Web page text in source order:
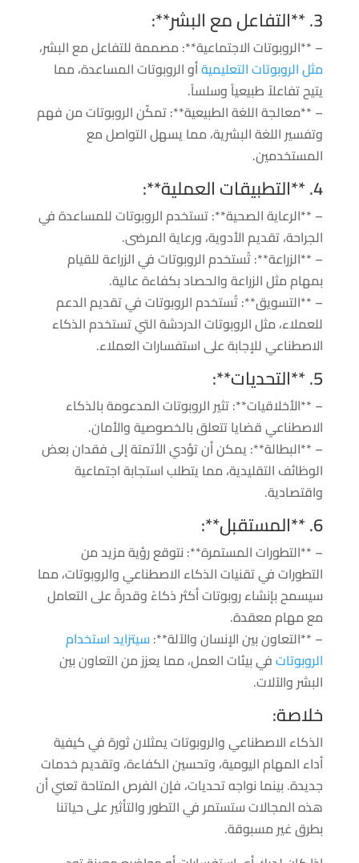
3. **التفاعل مع البشر**:
– **الروبوتات الاجتماعية**: مصممة للتفاعل مع البشر،
مثل الروبوتات التعليميةأو الروبوتات المساعدة، مما
يتيح تفاعلاً طبيعياً وسلساً.
– **معالجة اللغة الطبيعية**: تمكّن الروبوتات من فهم
وتفسير اللغة البشرية، مما يسهل التواصل مع
المستخدمين.
4. **التطبيقات العملية**:
– **الرعاية الصحية**: تستخدم الروبوتات للمساعدة في
الجراحة، تقديم الأدوية، ورعاية المرضى.
– **الزراعة**: تُستخدم الروبوتات في الزراعة للقيام
بمهام مثل الزراعة والحصاد بكفاءة عالية.
– **التسويق**: تُستخدم الروبوتات في تقديم الدعم
للعملاء، مثل الروبوتات الدردشة التي تستخدم الذكاء
الاصطناعي للإجابة على استفسارات العملاء.
5. **التحديات**:
– **الأخلاقيات**: تثير الروبوتات المدعومة بالذكاء
الاصطناعي قضايا تتعلق بالخصوصية والأمان.
– **البطالة**: يمكن أن تؤدي الأتمتة إلى فقدان بعض
الوظائف التقليدية، مما يتطلب استجابة اجتماعية
واقتصادية.
6. **المستقبل**:
– **التطورات المستمرة**: نتوقع رؤية مزيد من
التطورات في تقنيات الذكاء الاصطناعي والروبوتات، مما
سيسمح بإنشاء روبوتات أكثر ذكاءً وقدرةً على التعامل
مع مهام معقدة.
– **التعاون بين الإنسان والآلة**:سيتزايد استخدام
الروبوتاتفي بيئات العمل، مما يعزز من التعاون بين
البشر والآلات.
خلاصة:
الذكاء الاصطناعي والروبوتات يمثلان ثورة في كيفية
أداء المهام اليومية، وتحسين الكفاءة، وتقديم خدمات
جديدة. بينما نواجه تحديات، فإن الفرص المتاحة تعني أن
هذه المجالات ستستمر في التطور والتأثير على حياتنا
بطرق غير مسبوقة.